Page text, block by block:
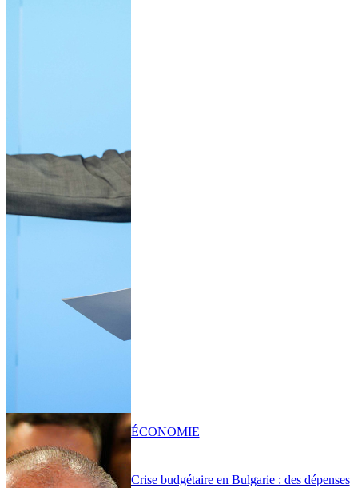
Crise budgétaire en Bulgarie : des dépenses
ÉCONOMIE